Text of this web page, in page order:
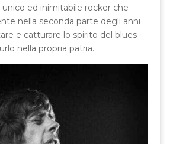
unico ed inimitabile rocker che
nella seconda parte degli anni
e catturare lo spirito del blues
nella propria patria.